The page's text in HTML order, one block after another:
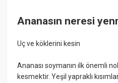
Ananasın neresi
Uç ve köklerini kesin
Ananası soymanın ilk önemli
kesmektir. Yeşil yapraklı